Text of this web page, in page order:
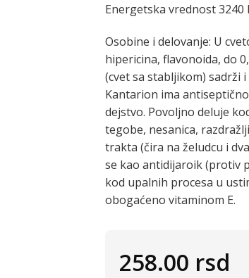
Energetska vrednost 3240
Osobine i delovanje: U
hipericina, flavonoida, do
(cvet sa stabljikom) sadrži
Kantarion ima
dejstvo. Povoljno deluje
tegobe, nesanica,
trakta (čira na želudcu i
se kao antidijaroik (protiv
kod upalnih procesa u
obogaćeno vitaminom E.
258.00 rsd